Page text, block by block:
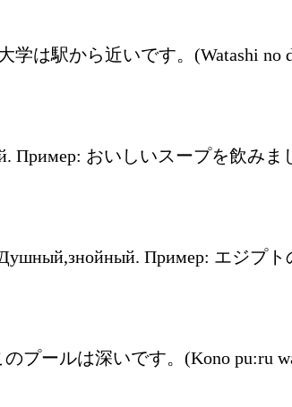
学は駅から近いです。(Watashi no
Пример: おいしいスープを飲みま
Пример: エジプ
プールは深いです。(Kono pu:ru